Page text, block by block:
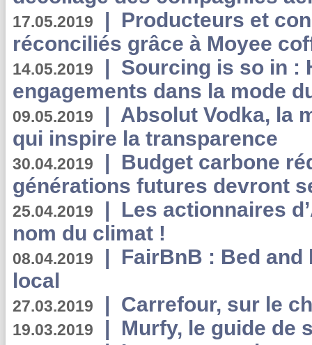
17.05.2019 | Producteurs et
réconciliés grâce à Moyee
14.05.2019 | Sourcing is so in :
engagements dans la mode
09.05.2019 | Absolut Vodka, la
qui inspire la transparence
30.04.2019 | Budget carbone
générations futures devront
25.04.2019 | Les actionnaires
nom du climat !
08.04.2019 | FairBnB : Bed
local
27.03.2019 | Carrefour, sur le
19.03.2019 | Murfy, le guide de